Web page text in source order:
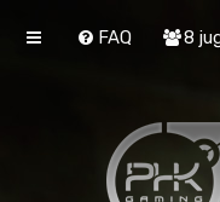
FAQ 8